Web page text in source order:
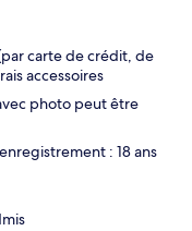
carte de crédit, de
accessoires
photo peut être
: 18 ans